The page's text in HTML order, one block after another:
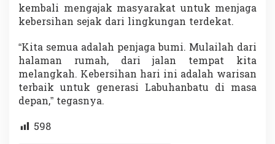
kembali mengajak masyarakat untuk menjaga
kebersihan sejak dari lingkungan terdekat.
“Kita semua adalah penjaga bumi. Mulailah dari
halaman rumah, dari jalan tempat kita
melangkah. Kebersihan hari ini adalah warisan
terbaik untuk generasi Labuhanbatu di masa
depan,” tegasnya.
598